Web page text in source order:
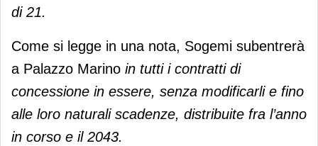
di 21.
Come si legge in una nota, Sogemi subentrerà
a Palazzo Marino in tutti i contratti di
concessione in essere, senza modificarli e fino
alle loro naturali scadenze, distribuite fra l’anno
in corso e il 2043.